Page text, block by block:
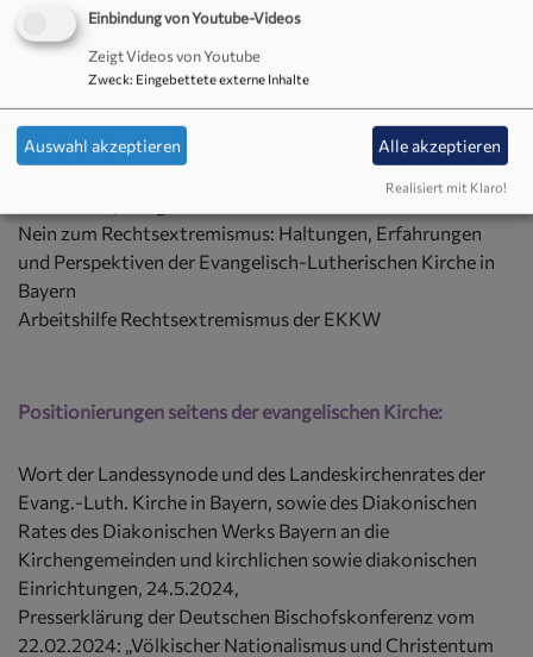
Fürbittgebet
"Wenn schon, dann aus Liebe" – Predigt von Katharina
Bach-Fischer zu Römer 13,1-7.10,
Argumentationshilfen:
Nein zum Rechtsextremismus: Haltungen, Erfahrungen
und Perspektiven der Evangelisch-Lutherischen Kirche in
Bayern
Arbeitshilfe Rechtsextremismus der EKKW
Positionierungen seitens der evangelischen Kirche:
Wort der Landessynode und des Landeskirchenrates der
Evang.-Luth. Kirche in Bayern, sowie des Diakonischen
Rates des Diakonischen Werks Bayern an die
Kirchengemeinden und kirchlichen sowie diakonischen
Einrichtungen, 24.5.2024,
Presserklärung der Deutschen Bischofskonferenz vom
22.02.2024: „Völkischer Nationalismus und Christentum
Einbindung von Youtube-Videos
Zeigt Videos von Youtube
Zweck: Eingebettete externe Inhalte
Auswahl akzeptieren Alle akzeptieren
Realisiert mit Klaro!